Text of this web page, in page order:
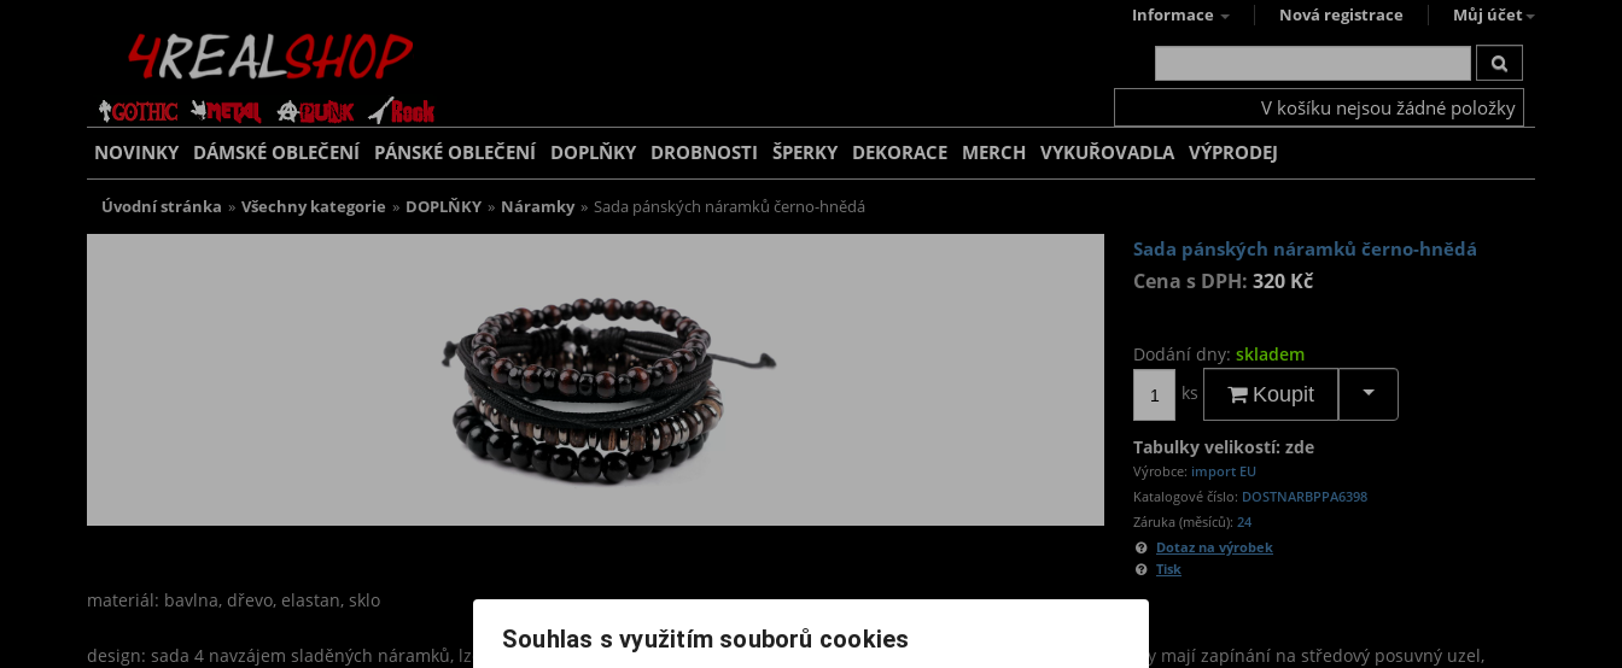
Informace Nová registrace Můj účet
V košíku nejsou žádné položky
NOVINKY DÁMSKÉ OBLEČENÍ PÁNSKÉ OBLEČENÍ DOPLŇKY DROBNOSTI ŠPERKY DEKORACE MERCH VYKUŘOVADLA VÝPRODEJ
Úvodní stránka » Všechny kategorie » DOPLŇKY » Náramky » Sada pánských náramků černo-hnědá
Sada pánských náramků černo-hnědá
Cena s DPH: 320 Kč
Dodání dny: skladem
ks
Koupit
Tabulky velikostí: zde
Výrobce: import EU
Katalogové číslo: DOSTNARBPPA6398
Záruka (měsíců): 24
Dotaz na výrobek
Tisk
materiál: bavlna, dřevo, elastan, sklo
design: sada 4 navzájem sladěných náramků, lze nosit najednou nebo samostatně, korálkové náramky jsou pružné, bavlněné šňůrky mají zapínání na středový posuvný uzel,
Souhlas s využitím souborů cookies